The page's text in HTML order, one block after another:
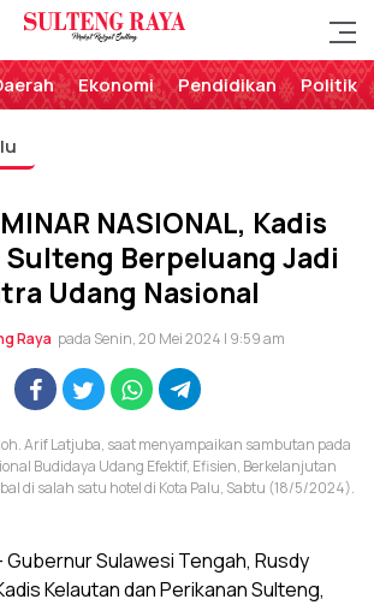
Sulteng Raya
Perekat Rakyat Sulteng
Ekonomi Pendidikan Politik
NASIONAL, Kadis
Berpeluang Jadi
Udang Nasional
Raya pada Senin, 20 Mei 2024 | 9:59 am
Arif Latjuba, saat menyampaikan sambutan pada
Budidaya Udang Efektif, Efisien, Berkelanjutan
di salah satu hotel di Kota Palu, Sabtu (18/5/2024).
Gubernur Sulawesi Tengah, Rusdy
Kelautan dan Perikanan Sulteng,